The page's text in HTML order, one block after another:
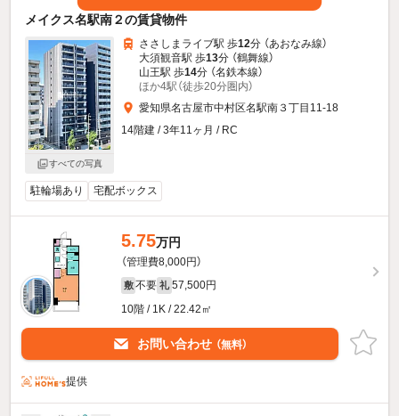
メイクス名駅南２の賃貸物件
すべての写真
ささしまライブ駅 歩12分 （あおなみ線）
大須観音駅 歩13分 （鶴舞線）
山王駅 歩14分 （名鉄本線）
ほか4駅（徒歩20分圏内）
愛知県名古屋市中村区名駅南３丁目11-18
14階建 / 3年11ヶ月 / RC
駐輪場あり 宅配ボックス
5.75万円
（管理費8,000円）
敷 不要 礼 57,500円
10階 / 1K / 22.42㎡
お問い合わせ （無料）
提供